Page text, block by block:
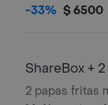
-33% $ 6500
ShareBox +
2 papas fritas